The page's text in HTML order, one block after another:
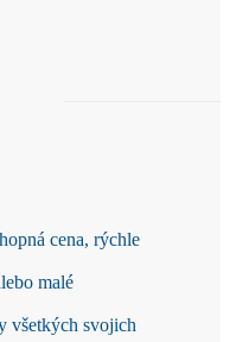
cena, rýchle
malé
všetkých svojich